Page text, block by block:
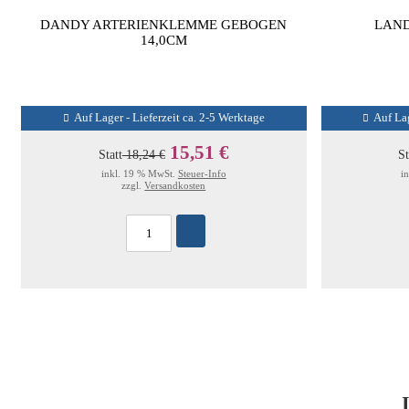
DANDY ARTERIENKLEMME GEBOGEN
14,0CM
Auf Lager - Lieferzeit ca. 2-5 Werktage
Statt18,24 € 15,51 €
inkl. 19 % MwSt. Steuer-Info
zzgl.Versandkosten
Auf